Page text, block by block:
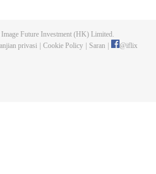
dan menjadi pendekar nomor wahid di
Future Investment (HK) Limited.
privasi Cookie Policy Saran @iflix